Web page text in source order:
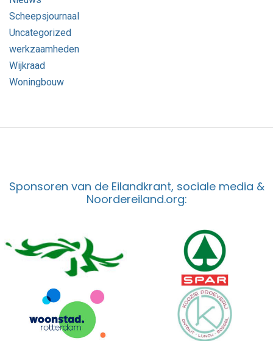
Scheepsjournaal
Uncategorized
werkzaamheden
Wijkraad
Woningbouw
Sponsoren van de Eilandkrant, sociale media &
Noordereiland.org: